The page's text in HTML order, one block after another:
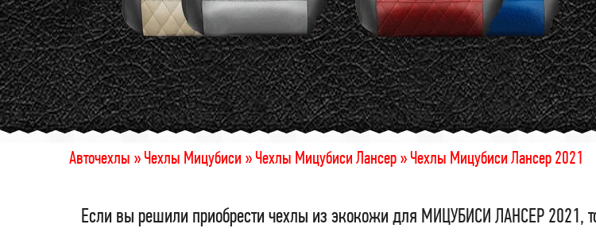
Авточехлы »Чехлы Мицубиси »Чехлы Мицубиси Лансер »Чехлы Мицубиси Лансер 2021
Если вы решили приобрести чехлы из экокожи для МИЦУБИСИ ЛАНСЕР 2021,